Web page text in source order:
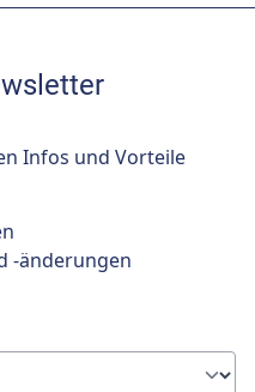
Infos und Vorteile
-änderungen